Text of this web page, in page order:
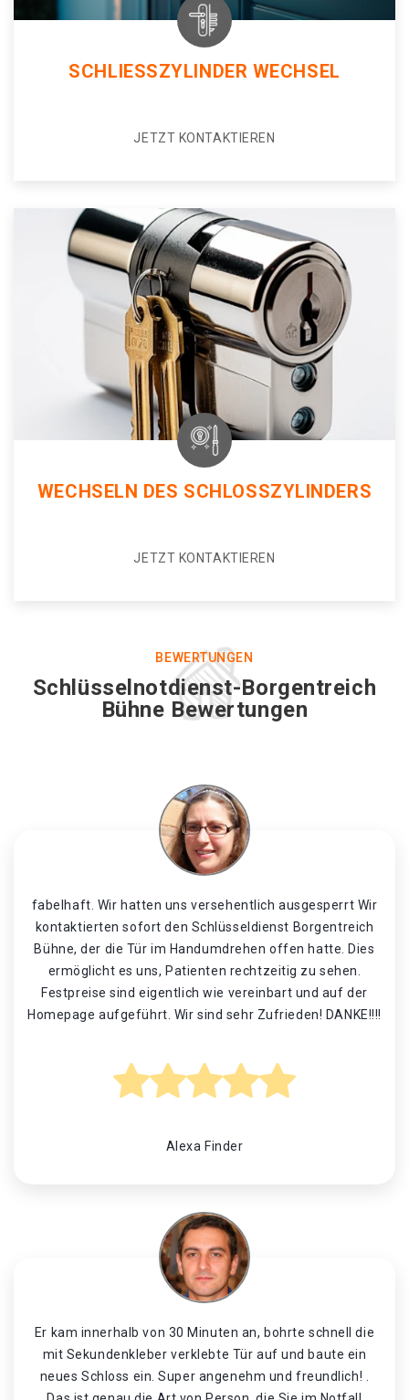
SCHLIESSZYLINDER WECHSEL
JETZT KONTAKTIEREN
WECHSELN DES SCHLOSSZYLINDERS
JETZT KONTAKTIEREN
BEWERTUNGEN
Schlüsselnotdienst-Borgentreich
Bühne Bewertungen
fabelhaft. Wir hatten uns versehentlich ausgesperrt Wir
kontaktierten sofort den Schlüsseldienst Borgentreich
Bühne, der die Tür im Handumdrehen offen hatte. Dies
ermöglicht es uns, Patienten rechtzeitig zu sehen.
Festpreise sind eigentlich wie vereinbart und auf der
Homepage aufgeführt. Wir sind sehr Zufrieden! DANKE!!!!
Alexa Finder
Er kam innerhalb von 30 Minuten an, bohrte schnell die
mit Sekundenkleber verklebte Tür auf und baute ein
neues Schloss ein. Super angenehm und freundlich! .